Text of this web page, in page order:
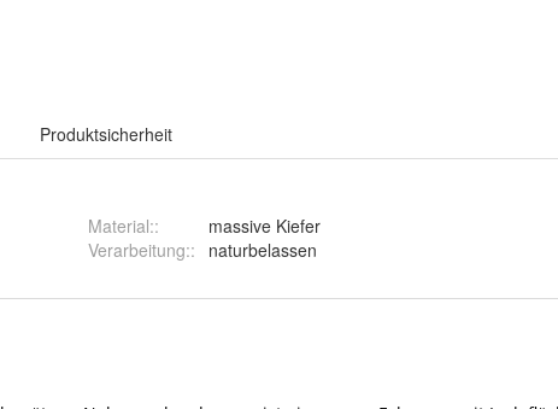
Produktsicherheit
Material::
massive Kiefer
Verarbeitung:: naturbelassen